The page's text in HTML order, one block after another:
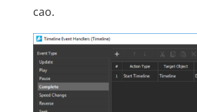
cao.